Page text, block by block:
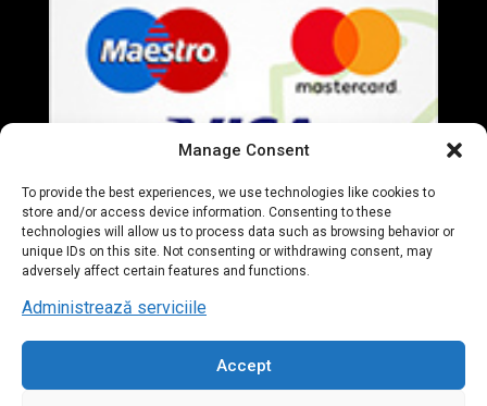
Manage Consent
To provide the best experiences, we use technologies like cookies to
store and/or access device information. Consenting to these
technologies will allow us to process data such as browsing behavior or
unique IDs on this site. Not consenting or withdrawing consent, may
adversely affect certain features and functions.
Administrează serviciile
Accept